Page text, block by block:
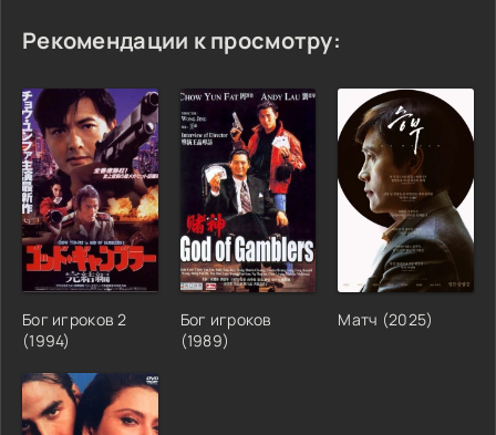
Рекомендации к просмотру:
Бог игроков 2
(1994)
Бог игроков
(1989)
Матч (2025)